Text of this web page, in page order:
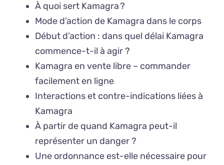
À quoi sert Kamagra ?
Mode d’action de Kamagra dans le corps
Début d’action : dans quel délai Kamagra
commence-t-il à agir ?
Kamagra en vente libre – commander
facilement en ligne
Interactions et contre-indications liées à
Kamagra
À partir de quand Kamagra peut-il
représenter un danger ?
Une ordonnance est-elle nécessaire pour